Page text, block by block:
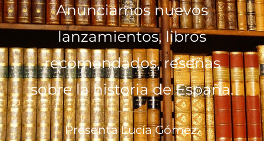
Anunciamos nuevos
lanzamientos, libros
recomendados, reseñas
sobre la historia de España.
Presenta Lucía Gómez.